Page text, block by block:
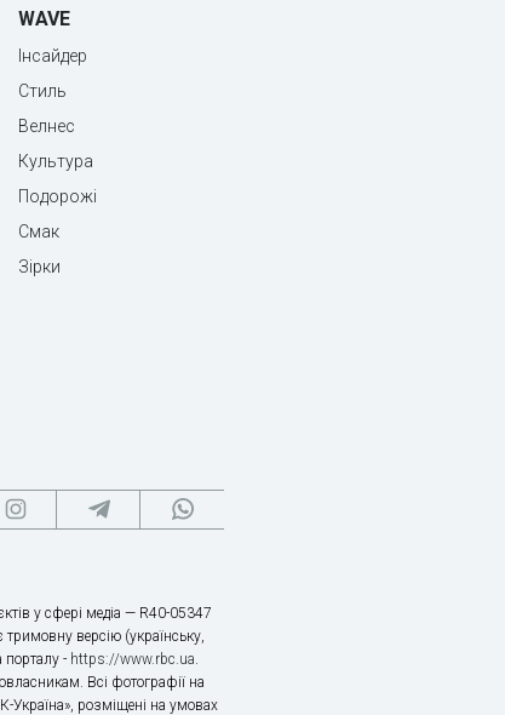
WAVE
Інсайдер
Стиль
Велнес
Культура
Подорожі
Смак
Зірки
у сфері медіа — R40-05347
версію (українську,
порталу - https://www.rbc.ua.
Всі фотографії на
Україна», розміщені на умовах